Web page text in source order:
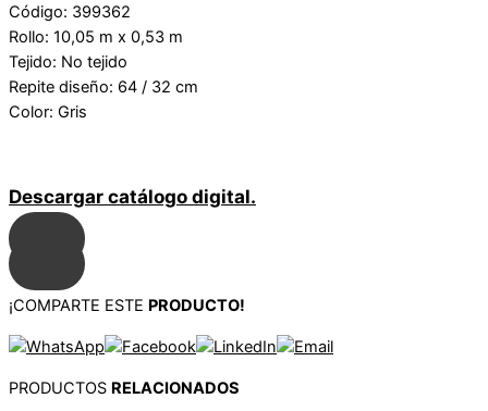
Código: 399362
Rollo: 10,05 m x 0,53 m
Tejido: No tejido
Repite diseño: 64 / 32 cm
Color: Gris
Descargar catálogo digital.
¡COMPARTE ESTE PRODUCTO!
PRODUCTOS RELACIONADOS